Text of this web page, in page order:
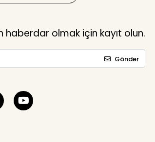
olmak için kayıt olun.
Gönder